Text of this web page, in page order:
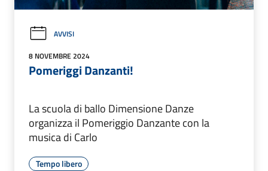
AVVISI
8 NOVEMBRE 2024
Pomeriggi Danzanti!
La scuola di ballo Dimensione Danze
organizza il Pomeriggio Danzante con la
musica di Carlo
Tempo libero